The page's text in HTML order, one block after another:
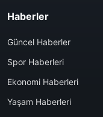
Haberler
Güncel Haberler
Spor Haberleri
Ekonomi Haberleri
Yaşam Haberleri